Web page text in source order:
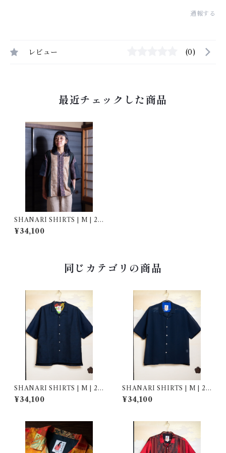
通報する
レビュー (0)
最近チェックした商品
SHANARI SHIRTS | M | 25
3023
¥34,100
同じカテゴリの商品
SHANARI SHIRTS | M | 26
4054
¥34,100
SHANARI SHIRTS | M | 26
4052
¥34,100